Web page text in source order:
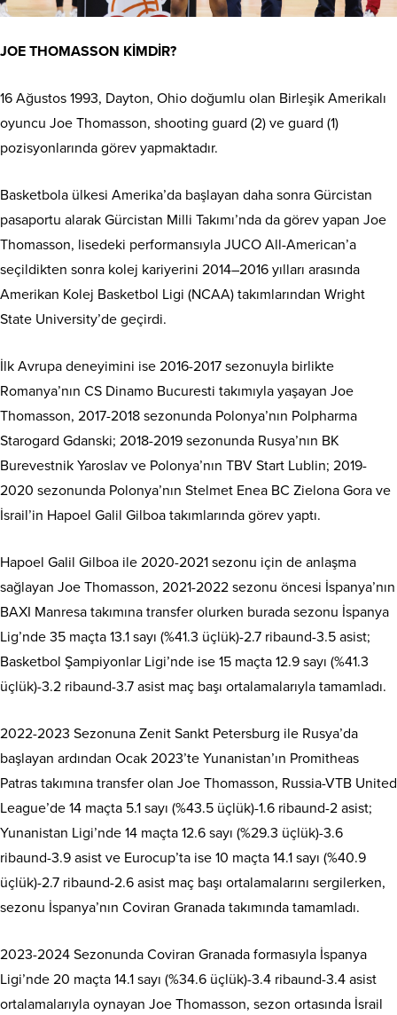
JOE THOMASSON KİMDİR?
16 Ağustos 1993, Dayton, Ohio doğumlu olan Birleşik Amerikalı
oyuncu Joe Thomasson, shooting guard (2) ve guard (1)
pozisyonlarında görev yapmaktadır.
Basketbola ülkesi Amerika’da başlayan daha sonra Gürcistan
pasaportu alarak Gürcistan Milli Takımı’nda da görev yapan Joe
Thomasson, lisedeki performansıyla JUCO All-American’a
seçildikten sonra kolej kariyerini 2014–2016 yılları arasında
Amerikan Kolej Basketbol Ligi (NCAA) takımlarından Wright
State University’de geçirdi.
İlk Avrupa deneyimini ise 2016-2017 sezonuyla birlikte
Romanya’nın CS Dinamo Bucuresti takımıyla yaşayan Joe
Thomasson, 2017-2018 sezonunda Polonya’nın Polpharma
Starogard Gdanski; 2018-2019 sezonunda Rusya’nın BK
Burevestnik Yaroslav ve Polonya’nın TBV Start Lublin; 2019-
2020 sezonunda Polonya’nın Stelmet Enea BC Zielona Gora ve
İsrail’in Hapoel Galil Gilboa takımlarında görev yaptı.
Hapoel Galil Gilboa ile 2020-2021 sezonu için de anlaşma
sağlayan Joe Thomasson, 2021-2022 sezonu öncesi İspanya’nın
BAXI Manresa takımına transfer olurken burada sezonu İspanya
Lig’nde 35 maçta 13.1 sayı (%41.3 üçlük)-2.7 ribaund-3.5 asist;
Basketbol Şampiyonlar Ligi’nde ise 15 maçta 12.9 sayı (%41.3
üçlük)-3.2 ribaund-3.7 asist maç başı ortalamalarıyla tamamladı.
2022-2023 Sezonuna Zenit Sankt Petersburg ile Rusya’da
başlayan ardından Ocak 2023’te Yunanistan’ın Promitheas
Patras takımına transfer olan Joe Thomasson, Russia-VTB United
League’de 14 maçta 5.1 sayı (%43.5 üçlük)-1.6 ribaund-2 asist;
Yunanistan Ligi’nde 14 maçta 12.6 sayı (%29.3 üçlük)-3.6
ribaund-3.9 asist ve Eurocup’ta ise 10 maçta 14.1 sayı (%40.9
üçlük)-2.7 ribaund-2.6 asist maç başı ortalamalarını sergilerken,
sezonu İspanya’nın Coviran Granada takımında tamamladı.
2023-2024 Sezonunda Coviran Granada formasıyla İspanya
Ligi’nde 20 maçta 14.1 sayı (%34.6 üçlük)-3.4 ribaund-3.4 asist
ortalamalarıyla oynayan Joe Thomasson, sezon ortasında İsrail